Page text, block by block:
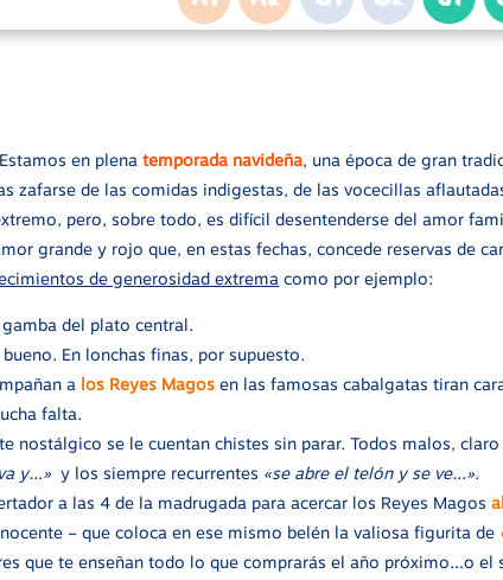
Estamos en plenatemporada navideña, una época de gran
zafarse de las comidas indigestas, de las vocecillas
pero, sobre todo, es difícil desentenderse del amor
grande y rojo que, en estas fechas, concede reservas de
de generosidad extrema como por ejemplo:
del plato central.
En lonchas finas, por supuesto.
a los Reyes Magos en las famosas cabalgatas tiran
falta.
nostálgico se le cuentan chistes sin parar. Todos malos,
y…» y los siempre recurrentes «se abre el telón y se ve…».
a las 4 de la madrugada para acercar los Reyes Magos
– que coloca en ese mismo belén la valiosa figurita de
que te enseñan todo lo que comprarás el año próximo…o